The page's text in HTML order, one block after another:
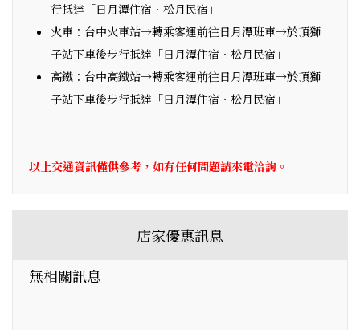
行抵達「日月潭住宿‧松月民宿」
火車：台中火車站→轉乘客運前往日月潭班車→於頂獅
子站下車後步行抵達「日月潭住宿‧松月民宿」
高鐵：台中高鐵站→轉乘客運前往日月潭班車→於頂獅
子站下車後步行抵達「日月潭住宿‧松月民宿」
以上交通資訊僅供參考，如有任何問題請來電洽詢。
店家優惠訊息
無相關訊息